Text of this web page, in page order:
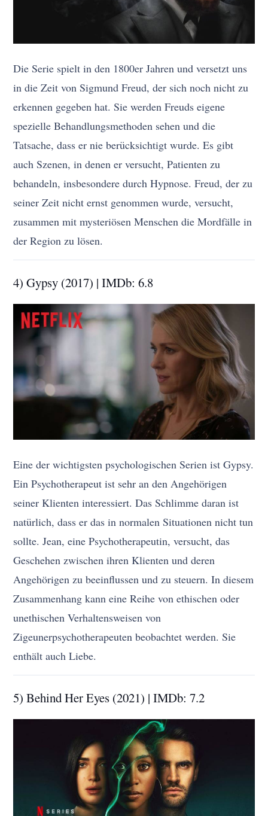
Die Serie spielt in den 1800er Jahren und versetzt uns
in die Zeit von Sigmund Freud, der sich noch nicht zu
erkennen gegeben hat. Sie werden Freuds eigene
spezielle Behandlungsmethoden sehen und die
Tatsache, dass er nie berücksichtigt wurde. Es gibt
auch Szenen, in denen er versucht, Patienten zu
behandeln, insbesondere durch Hypnose. Freud, der zu
seiner Zeit nicht ernst genommen wurde, versucht,
zusammen mit mysteriösen Menschen die Mordfälle in
der Region zu lösen.
4) Gypsy (2017) | IMDb: 6.8
Eine der wichtigsten psychologischen Serien ist Gypsy.
Ein Psychotherapeut ist sehr an den Angehörigen
seiner Klienten interessiert. Das Schlimme daran ist
natürlich, dass er das in normalen Situationen nicht tun
sollte. Jean, eine Psychotherapeutin, versucht, das
Geschehen zwischen ihren Klienten und deren
Angehörigen zu beeinflussen und zu steuern. In diesem
Zusammenhang kann eine Reihe von ethischen oder
unethischen Verhaltensweisen von
Zigeunerpsychotherapeuten beobachtet werden. Sie
enthält auch Liebe.
5) Behind Her Eyes (2021) | IMDb: 7.2